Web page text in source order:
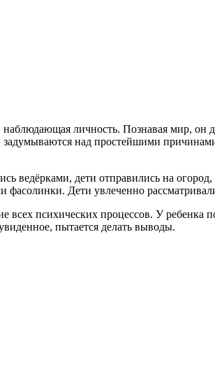
личность. Познавая мир,
задумываются над простейшими
ведёрками, дети отправились на
Дети увлеченно
всех психических процессов. У ребенка
пытается делать выводы.